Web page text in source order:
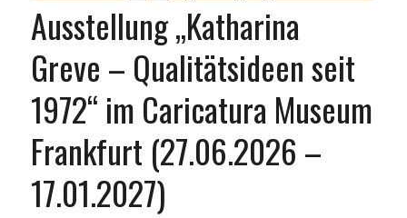
Ausstellung „Katharina
Greve – Qualitätsideen seit
1972“ im Caricatura Museum
Frankfurt (27.06.2026 –
17.01.2027)